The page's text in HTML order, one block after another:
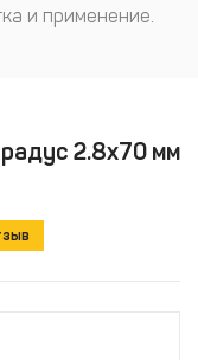
и применение.
2.8х70 мм